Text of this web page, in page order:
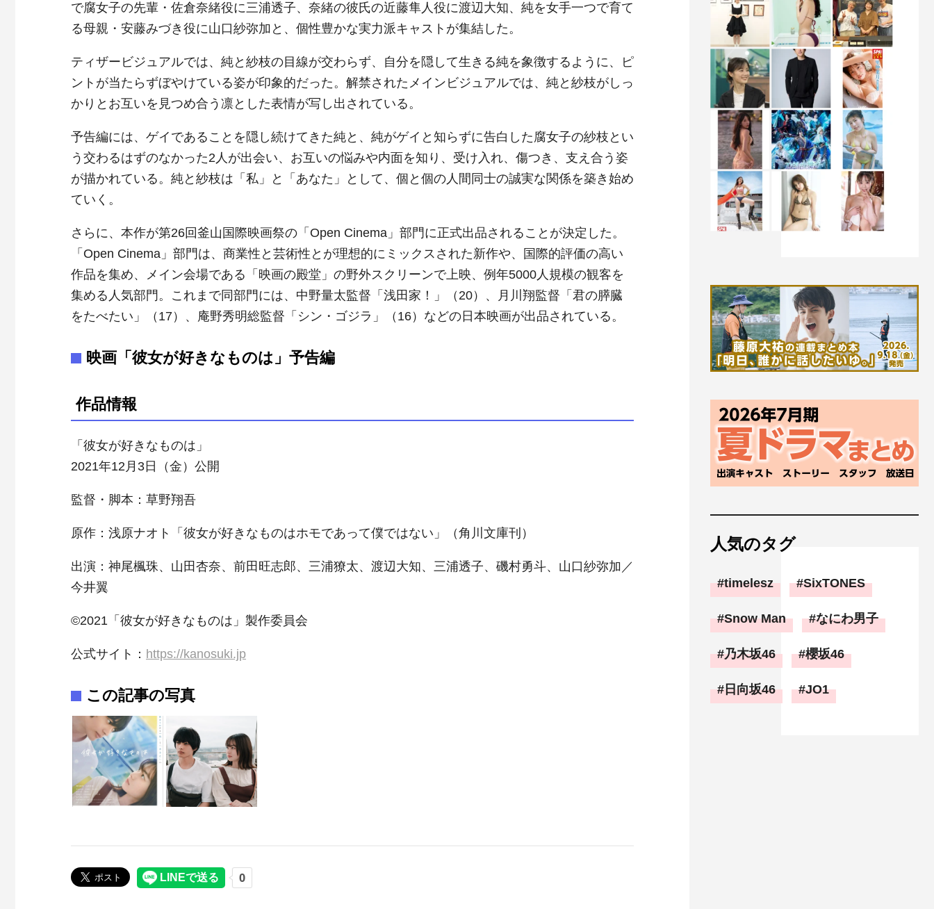
で腐女子の先輩・佐倉奈緒役に三浦透子、奈緒の彼氏の近藤隼人役に渡辺大知、純を女手一つで育て
る母親・安藤みづき役に山口紗弥加と、個性豊かな実力派キャストが集結した。
ティザービジュアルでは、純と紗枝の目線が交わらず、自分を隠して生きる純を象徴するように、ピ
ントが当たらずぼやけている姿が印象的だった。解禁されたメインビジュアルでは、純と紗枝がしっ
かりとお互いを見つめ合う凛とした表情が写し出されている。
予告編には、ゲイであることを隠し続けてきた純と、純がゲイと知らずに告白した腐女子の紗枝とい
う交わるはずのなかった2人が出会い、お互いの悩みや内面を知り、受け入れ、傷つき、支え合う姿
が描かれている。純と紗枝は「私」と「あなた」として、個と個の人間同士の誠実な関係を築き始め
ていく。
さらに、本作が第26回釜山国際映画祭の「 Open Cinema」 部門に正式出品されることが決定した。
「 Open Cinema」 部門は、商業性と芸術性とが理想的にミックスされた新作や、国際的評価の高い
作品を集め、メイン会場である「映画の殿堂」の野外スクリーンで上映、例年5000人規模の観客を
集める人気部門。これまで同部門には、中野量太監督「浅田家！」（20）、月川翔監督「君の膵臓
をたべたい」（17）、庵野秀明総監督「シン・ゴジラ」（16）などの日本映画が出品されている。
映画「 彼女が好き な ものは」予告編
作品情報
「彼女が好きなものは」
2021年12月3日（金）公開
監督・脚本：草野翔吾
原作：浅原ナオト「彼女が好きなものはホモであって僕ではない」（角川文庫刊）
出演：神尾楓珠、山田杏奈、前田旺志郎、三浦獠太、渡辺大知、三浦透子、磯村勇斗、山口紗弥加／
今井翼
©2021「彼女が好きなものは」製作委員会
公式サイト： https://kanosuki.jp
この記事の写真
人気のタグ
timelesz SixTONES
Snow Man なにわ男子
乃木坂46 櫻坂46
日向坂46 JO1